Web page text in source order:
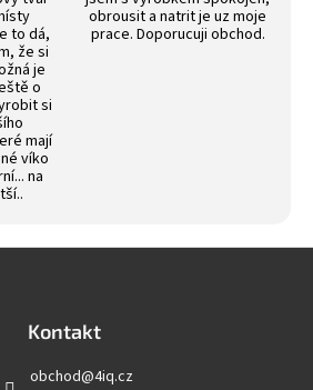
to dá,
že si
je
o
si
mají
víko
na
obrousit a natrit je uz moje
prace. Doporucuji obchod.
Kontakt
obchod@4iq.cz